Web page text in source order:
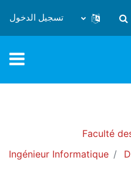
تبديل إدخال البحث
تسجيل الدخول
Faculté
Ingénieur Informatique